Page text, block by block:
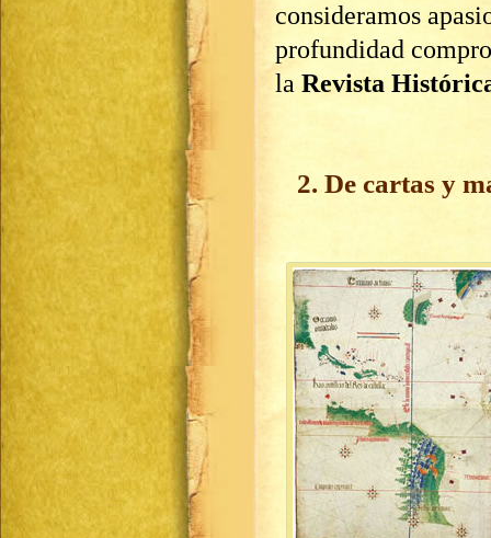
consideramos
profundidad
la Revista
2. De cartas y